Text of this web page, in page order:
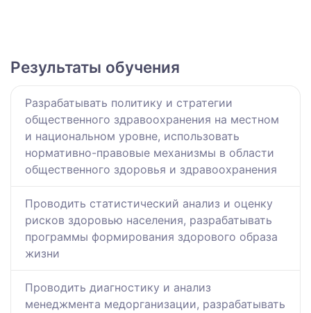
Результаты обучения
Разрабатывать политику и стратегии
общественного здравоохранения на местном
и национальном уровне, использовать
нормативно-правовые механизмы в области
общественного здоровья и здравоохранения
Проводить статистический анализ и оценку
рисков здоровью населения, разрабатывать
программы формирования здорового образа
жизни
Проводить диагностику и анализ
менеджмента медорганизации, разрабатывать